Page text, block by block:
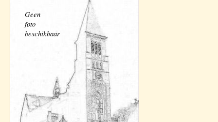
Geen
foto
beschikbaar